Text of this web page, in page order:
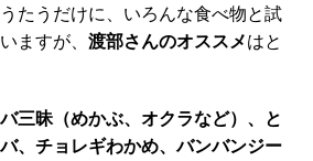
たうだけに、いろんな食べ物と試
ますが、 渡部さんのオススメはと
三昧（めかぶ、オクラなど）、と
、チョレギわかめ、バンバンジー